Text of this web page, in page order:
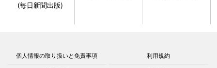
(毎日新聞出版)
個人情報の取り扱いと免責事項 利用規約